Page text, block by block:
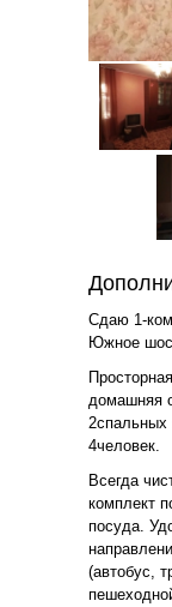
Сдаю 1-
Южное
домашняя
4человек.
Всегда
комплект
посуда.
(автобус,